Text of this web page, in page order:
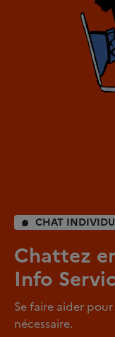
CHAT
Chattez
Info
Se faire aider
nécessaire.